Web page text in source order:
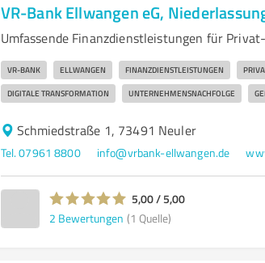
VR-Bank Ellwangen eG,
Umfassende Finanzdienstleistungen für
VR-BANK ELLWANGEN FINANZDIENSTLEISTUNGEN
DIGITALE TRANSFORMATION UNTERNEHMENSNACHFOLGE
Schmiedstraße 1, 73491 Neuler
Tel. 07961 8800 info@vrbank-ellwangen.de
5,00 / 5,00
2 Bewertungen (1 Quelle)